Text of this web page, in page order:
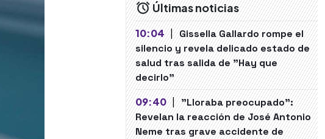
Últimas noticias
10:04 | Gissella Gallardo rompe el
silencio y revela delicado estado de
salud tras salida de "Hay que
decirlo"
09:40 | "Lloraba preocupado":
Revelan la reacción de José Antonio
Neme tras grave accidente de